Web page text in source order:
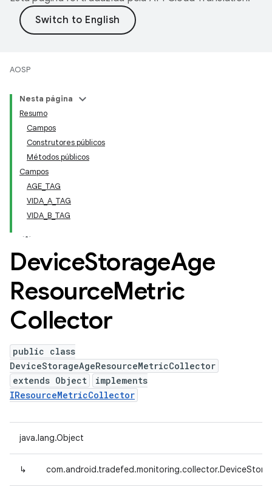
AOSP
Nesta página
Resumo
Campos
Construtores públicos
Métodos públicos
Campos
AGE_TAG
VIDA_A_TAG
VIDA_B_TAG
DeviceStorageAge
ResourceMetric
Collector
public class
DeviceStorageAgeResourceMetricCollector
extends Object
implements
IResourceMetricCollector
java.lang.Object
↳